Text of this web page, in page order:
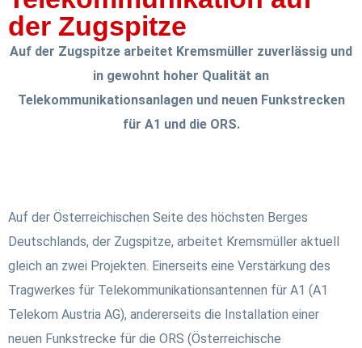
der Zugspitze
Auf der Zugspitze arbeitet Kremsmüller zuverlässig und
in gewohnt hoher Qualität an
Telekommunikationsanlagen und neuen Funkstrecken
für A1 und die ORS.
Auf der Österreichischen Seite des höchsten Berges
Deutschlands, der Zugspitze, arbeitet Kremsmüller aktuell
gleich an zwei Projekten. Einerseits eine Verstärkung des
Tragwerkes für Telekommunikationsantennen für A1 (A1
Telekom Austria AG), andererseits die Installation einer
neuen Funkstrecke für die ORS (Österreichische